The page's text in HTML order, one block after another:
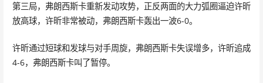
第三局，弗朗西斯卡重新发动攻势，正反两面的大力弧圈逼迫许昕
放高球，许昕非常被动，弗朗西斯卡轰出一波6-0。
许昕通过短球和发球与对手周旋，弗朗西斯卡失误增多，许昕追成
4-6，弗朗西斯卡叫了暂停。